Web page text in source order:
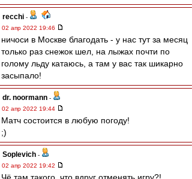
recchi -
02 апр 2022 19:46
ничоси в Москве благодать - у нас тут за месяц
только раз снежок шел, на лыжах почти по
голому льду катаюсь, а там у вас так шикарно
засыпало!
dr. noormann -
02 апр 2022 19:44
Матч состоится в любую погоду!
;)
Soplevich -
02 апр 2022 19:42